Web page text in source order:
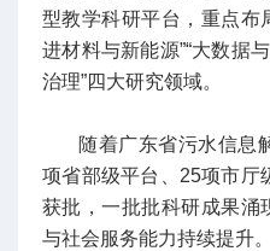
型教学科研平台，重点布
进材料与新能源”“大数据
治理”四大研究领域。
随着广东省污水信息
项省部级平台、25项市厅
获批，一批批科研成果
与社会服务能力持续提升。